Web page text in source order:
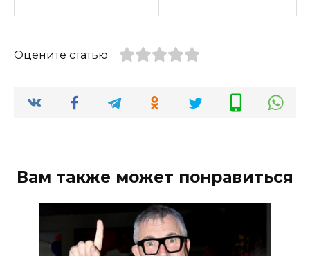
Оцените статью
Вам также может понравиться